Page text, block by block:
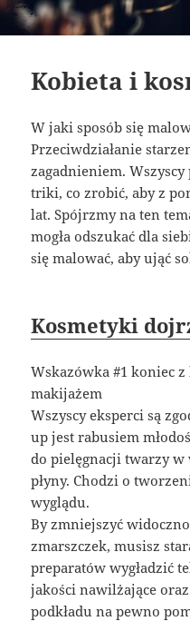
Kobieta i
W jaki sposób się
Przeciwdziałanie
zagadnieniem.
triki, co zrobić, aby z
lat. Spójrzmy na ten
mogła odszukać dla
się malować, aby ująć
Kosmetyki
Wskazówka #1 koniec
makijażem
Wszyscy eksperci są
up jest rabusiem
do pielęgnacji twarzy w
płyny. Chodzi o
wyglądu.
By zmniejszyć
zmarszczek, musisz
preparatów wygładzić
jakości nawilżające
podkładu na pewno